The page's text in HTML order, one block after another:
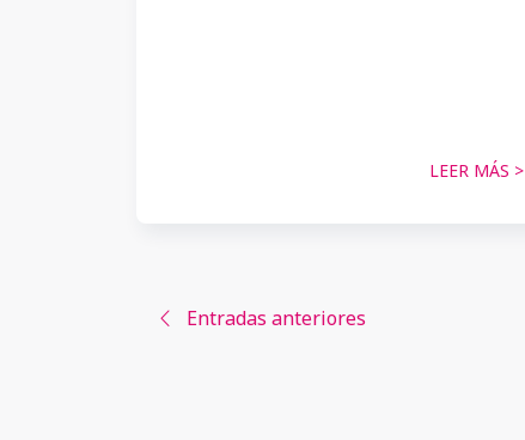
LEER MÁS >
Navegación
Entradas anteriores